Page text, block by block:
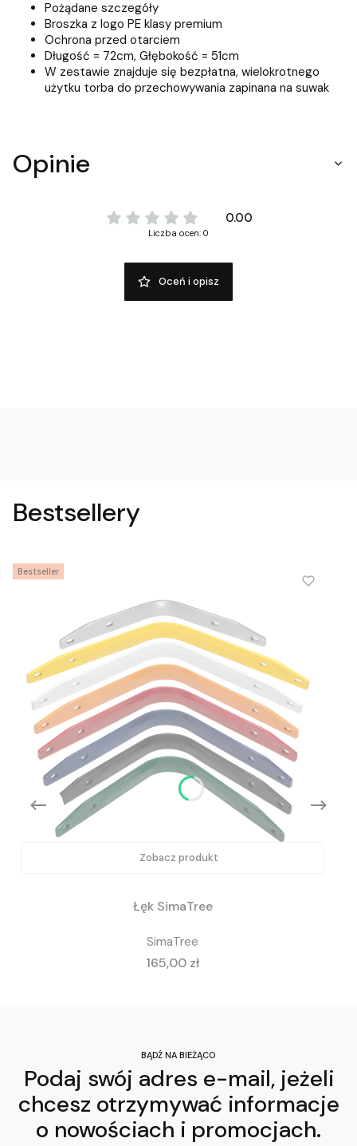
Pożądane szczegóły
Broszka z logo PE klasy premium
Ochrona przed otarciem
Długość = 72cm, Głębokość = 51cm
W zestawie znajduje się bezpłatna, wielokrotnego
użytku torba do przechowywania zapinana na suwak
Opinie
0.00
Liczba ocen: 0
Oceń i opisz
Bestsellery
Bestseller
Zobacz produkt
Łęk SimaTree
SimaTree
Cena
165,00 zł
BĄDŹ NA BIEŻĄCO
Podaj swój adres e-mail, jeżeli
chcesz otrzymywać informacje
o nowościach i promocjach.